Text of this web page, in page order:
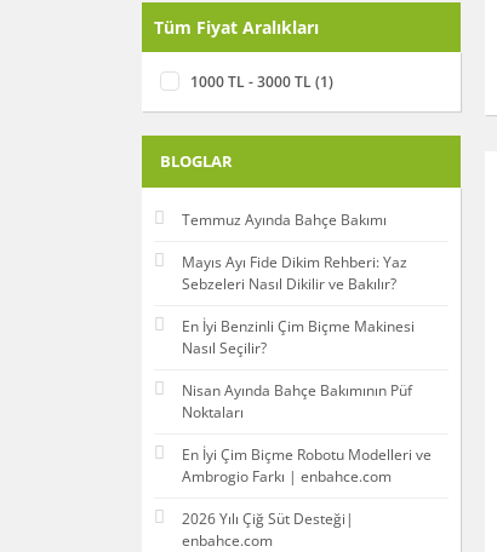
Tüm Fiyat Aralıkları
1000 TL - 3000 TL (1)
BLOGLAR
Temmuz Ayında Bahçe Bakımı
Mayıs Ayı Fide Dikim Rehberi: Yaz
Sebzeleri Nasıl Dikilir ve Bakılır?
En İyi Benzinli Çim Biçme Makinesi
Nasıl Seçilir?
Nisan Ayında Bahçe Bakımının Püf
Noktaları
En İyi Çim Biçme Robotu Modelleri ve
Ambrogio Farkı | enbahce.com
2026 Yılı Çiğ Süt Desteği|
enbahce.com